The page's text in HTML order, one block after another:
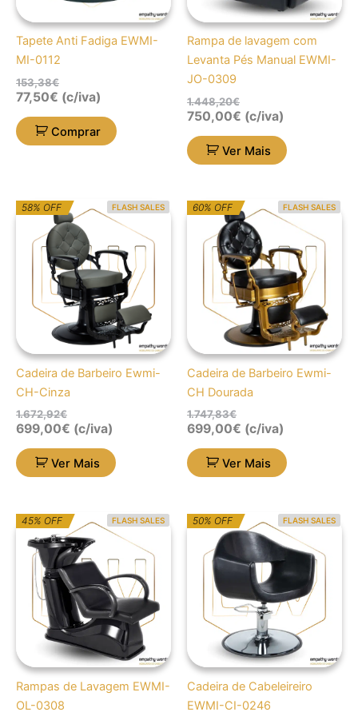
Tapete Anti Fadiga EWMI-
MI-0112
153,38€
77,50€ (c/iva)
Comprar
Rampa de lavagem com
Levanta Pés Manual EWMI-
JO-0309
1.448,20€
750,00€ (c/iva)
Ver Mais
FLASH SALES
58% OFF
Cadeira de Barbeiro Ewmi-
CH-Cinza
1.672,92€
O
preço
original
era:
1.672,92€.
O
preço
atual
é:
699,00€.
699,00€ (c/iva)
Ver Mais
FLASH SALES
60% OFF
Cadeira de Barbeiro Ewmi-
CH Dourada
1.747,83€
O
preço
original
era:
1.747,83€.
O
preço
atual
é:
699,00€.
699,00€ (c/iva)
Ver Mais
FLASH SALES
45% OFF
Rampas de Lavagem EWMI-
OL-0308
O
preço
original
era:
813,28€.
O
preço
atual
é:
447,30€.
FLASH SALES
50% OFF
Cadeira de Cabeleireiro
EWMI-CI-0246
O
preço
original
era:
463,71€.
O
preço
atual
é:
231,86€.